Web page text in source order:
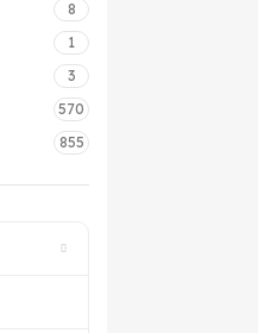
8
1
3
570
855